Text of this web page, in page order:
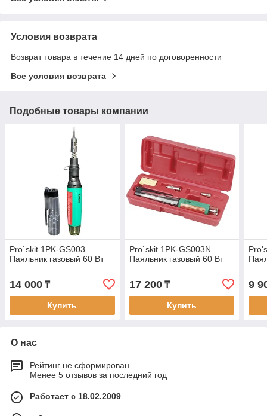
Условия возврата
Возврат товара в течение 14 дней по договоренности
Все условия возврата
Подобные товары компании
Pro`skit 1PK-GS003
Паяльник газовый 60 Вт
14 000 ₸
Купить
Pro`skit 1PK-GS003N
Паяльник газовый 60 Вт
17 200₸
Купить
9
О нас
Рейтинг не сформирован
Менее 5 отзывов за последний год
Работает с 18.02.2009